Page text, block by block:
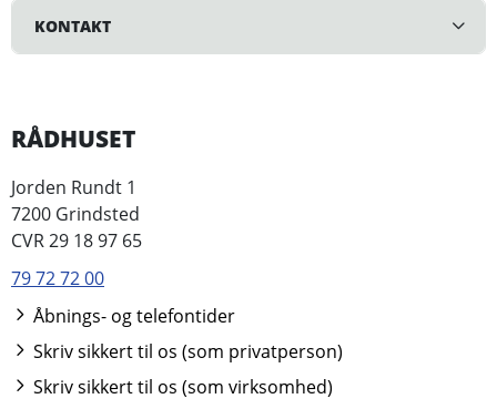
KONTAKT
RÅDHUSET
Jorden Rundt 1
7200 Grindsted
CVR 29 18 97 65
79 72 72 00
Åbnings- og telefontider
Skriv sikkert til os (som privatperson)
Skriv sikkert til os (som virksomhed)